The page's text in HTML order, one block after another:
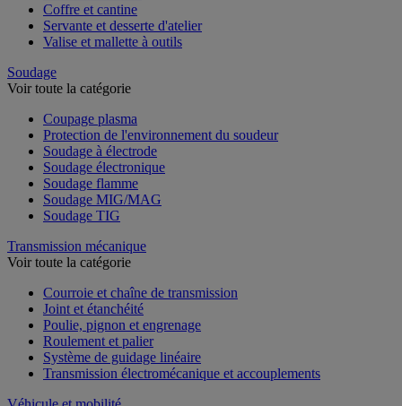
Coffre et cantine
Servante et desserte d'atelier
Valise et mallette à outils
Soudage
Voir toute la catégorie
Coupage plasma
Protection de l'environnement du soudeur
Soudage à électrode
Soudage électronique
Soudage flamme
Soudage MIG/MAG
Soudage TIG
Transmission mécanique
Voir toute la catégorie
Courroie et chaîne de transmission
Joint et étanchéité
Poulie, pignon et engrenage
Roulement et palier
Système de guidage linéaire
Transmission électromécanique et accouplements